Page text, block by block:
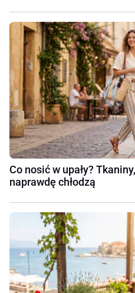
Co nosić w upały?
naprawdę chłodzą